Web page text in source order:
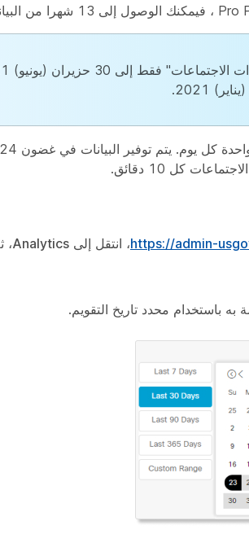
كل 10 دقائق.
https://admin-، انتقل إلى Analytics،
باستخدام محدد تاريخ التقويم.